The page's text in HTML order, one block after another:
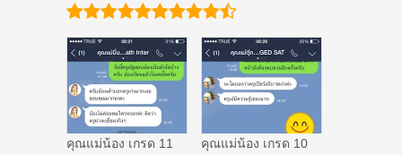
คุณแม่น้อง เกรด 11
คุณแม่น้อง เกรด 10